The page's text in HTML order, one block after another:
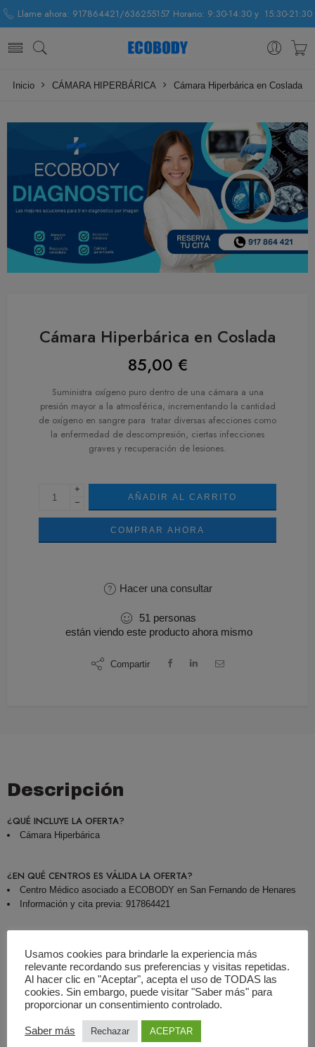
Llame ahora: 917864421/636255157 Horario: 9:30-14:30 y 15:30-21:30
Inicio CÁMARA HIPERBÁRICA Cámara Hiperbárica en Coslada
Cámara Hiperbárica en Coslada
85,00 €
Suministra oxígeno puro dentro de una cámara a una
presión mayor a la atmosférica, incrementando la cantidad
de oxígeno en sangre para tratar diversas afecciones como
la enfermedad de descompresión, ciertas infecciones
graves y recuperación de lesiones.
+
−
AÑADIR AL CARRITO
COMPRAR AHORA
Hacer una consultar
51 personas
están viendo este producto ahora mismo
Compartir
Descripción
¿QUÉ INCLUYE LA OFERTA?
Cámara Hiperbárica
¿EN QUÉ CENTROS ES VÁLIDA LA OFERTA?
Centro Médico asociado a ECOBODY en San Fernando de Henares
Información y cita previa: 917864421
Valoraciones (0)
Basado En 0 Valoraciones
Usamos cookies para brindarle la experiencia más
relevante recordando sus preferencias y visitas repetidas.
Al hacer clic en "Aceptar", acepta el uso de TODAS las
cookies. Sin embargo, puede visitar "Saber más" para
proporcionar un consentimiento controlado.
Saber más Rechazar ACEPTAR